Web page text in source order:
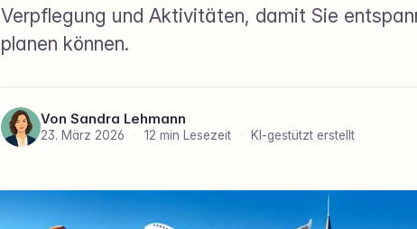
Verpflegung und Aktivitäten, damit Sie
planen können.
Von Sandra Lehmann
23. März 2026 · 12 min Lesezeit · KI-gestützt erstellt